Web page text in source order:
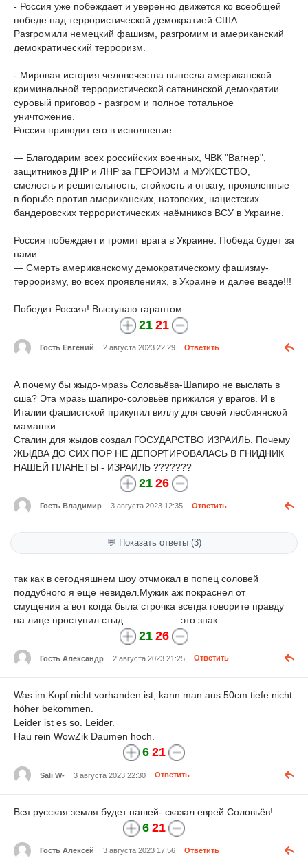
- Россия уже побеждает и уверенно движется ко всеобщей
победе над террористической демократией США.
Разгромили немецкий фашизм, разгромим и американский
демократический терроризм.
- Мировая история человечества вынесла американской
криминальной террористической сатанинской демократии
суровый приговор - разгром и полное тотальное
уничтожение.
Россия приводит его в исполнение.
— Благодарим всех российских военных, ЧВК "Вагнер",
защитников ДНР и ЛНР за ГЕРОИЗМ и МУЖЕСТВО,
смелость и решительность, стойкость и отвагу, проявленные
в борьбе против американских, натовских, нацистских
бандеровских террористических наёмников ВСУ в Украине.
Россия побеждает и громит врага в Украине. Победа будет за
нами.
— Смерть американскому демократическому фашизму-
терроризму, во всех проявлениях, в Украине и далее везде!!!
Победит Россия! Выступаю гарантом.
21 21
Гость Евгений 2 августа 2023 22:29 Ответить
А почему бы жыдо-мразь Соловьёва-Шапиро не выслать в
сша? Эта мразь шапиро-соловьёв прижился у врагов. И в
Италии фашистской прикупил виллу для своей лесбиянской
мамашки.
Сталин для жыдов создал ГОСУДАРСТВО ИЗРАИЛЬ. Почему
ЖЫДВА ДО СИХ ПОР НЕ ДЕПОРТИРОВАЛАСЬ В ГНИДНИК
НАШЕЙ ПЛАНЕТЫ - ИЗРАИЛЬ ???????
21 26
Гость Владимир 3 августа 2023 12:35 Ответить
💬 Показать ответы (3)
так как в сегодняшнем шоу отчмокал в попец соловей
поддубного я еще невидел.Мужик аж покраснел от
смущения а вот когда была строчка всегда говорите правду
на лице проступил стыд__________ это знак
21 26
Гость Александр 2 августа 2023 21:25 Ответить
Was im Kopf nicht vorhanden ist, kann man aus 50cm tiefe nicht
höher bekommen.
Leider ist es so. Leider.
Hau rein WowZik Daumen hoch.
6 21
Sali W- 3 августа 2023 22:30 Ответить
Вся русская земля будет нашей- сказал еврей Соловьёв!
6 21
Гость Алексей 3 августа 2023 17:56 Ответить